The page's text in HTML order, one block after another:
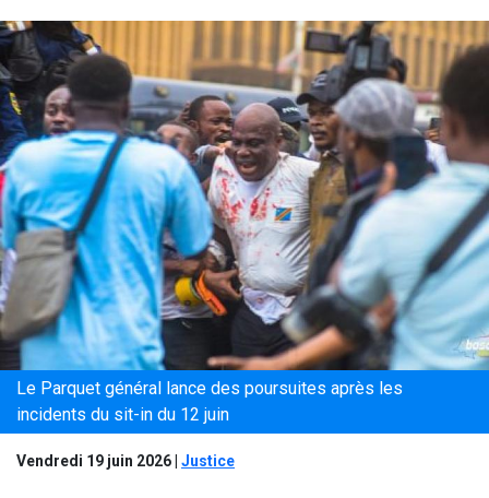
Le Parquet général lance des poursuites après les
incidents du sit-in du 12 juin
Vendredi 19 juin 2026 Justice